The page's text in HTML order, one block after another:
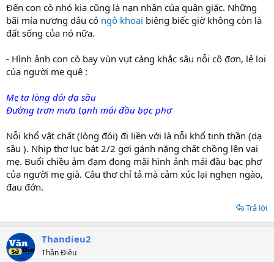
Đến con cò nhỏ kia cũng là nạn nhân của quân giặc. Những
bãi mía nương dâu có ngô khoai biêng biếc giờ không còn là
đất sống của nó nữa.
- Hình ảnh con cò bay vùn vụt càng khắc sâu nỗi cô đơn, lẻ loi
của người mẹ quê :
Mẹ ta lòng đói dạ sầu
Đường trơn mưa tạnh mái đầu bạc phơ
Nỗi khổ vật chất (lòng đói) đi liền với là nỗi khổ tinh thần (dạ
sầu ). Nhịp thơ lục bát 2/2 gợi gánh nặng chất chồng lên vai
mẹ. Buổi chiều ảm đạm đọng mãi hình ảnh mái đầu bạc phơ
của người mẹ già. Câu thơ chỉ tả mà cảm xúc lại nghẹn ngào,
đau đớn.
Trả lời
Thandieu2
Thần Điêu